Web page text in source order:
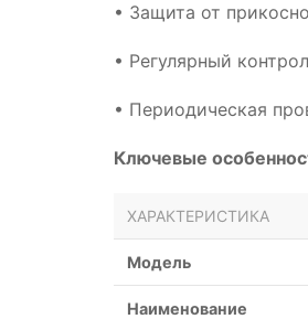
• Защита от
• Регулярный
• Периодическая
Ключевые
ХАРАКТЕРИСТИКА
Модель
Наименование